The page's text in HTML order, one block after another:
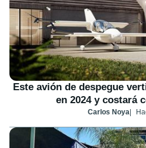
Este avión de despegue
en 2024 y costará
Carlos Noya